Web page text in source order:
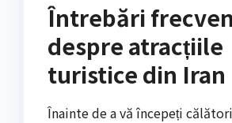
Întrebări
despre atracțiile
turistice din Iran
Înainte de a vă începeți